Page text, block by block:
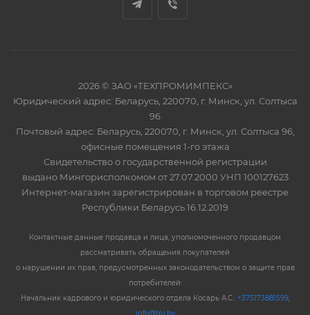
2026 © ЗАО «ТЕХПРОМИМПЕКС»
Юридический адрес: Беларусь, 220070, г. Минск, ул. Солтыса
96
Почтовый адрес: Беларусь, 220070, г. Минск, ул. Солтыса 96,
офисные помещения 1-го этажа
Свидетельство о государственной регистрации
выдано Мингорисполкомом от 27.07.2000 УНП 100127623
Интернет-магазин зарегистрирован в торговом реестре
Республики Беларусь 16.12.2019
Контактные данные продавца и лица, уполномоченного продавцом
рассматривать обращения покупателей
о нарушении их прав, предусмотренных законодательством о защите прав
потребителей:
Начальник кадрового и юридического отдела Косарь А.С.: +375173881599,